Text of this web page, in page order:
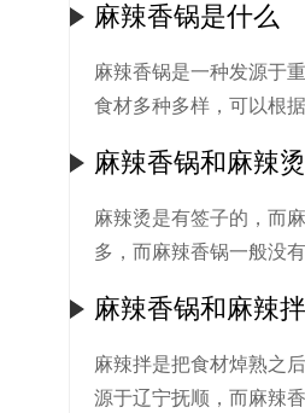
麻辣香锅是什么
麻辣香锅是一种发源于
食材多种多样，可以根
麻辣香锅和麻辣
麻辣烫是有签子的，而
多，而麻辣香锅一般没
麻辣香锅和麻辣
麻辣拌是把食材焯熟之
源于辽宁抚顺，而麻辣